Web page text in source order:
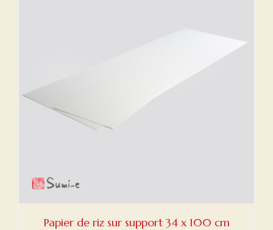
Papier de riz sur support 34 x 100 cm